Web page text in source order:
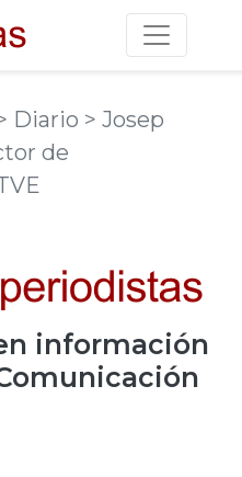
Toggle
Diario > Josep
de
información